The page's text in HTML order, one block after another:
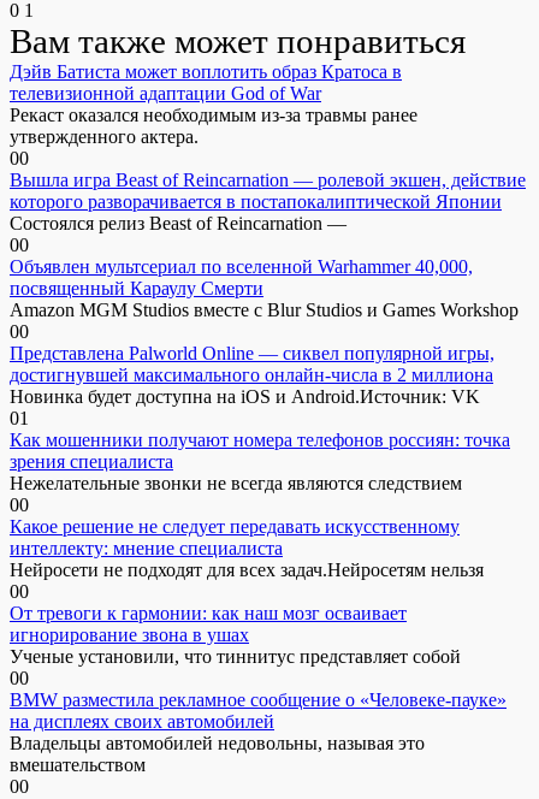
0 1
Вам также может понравиться
Дэйв Батиста может воплотить образ Кратоса в
телевизионной адаптации God of War
Рекаст оказался необходимым из-за травмы ранее
утвержденного актера.
00
Вышла игра Beast of Reincarnation — ролевой экшен, действие
которого разворачивается в постапокалиптической Японии
Состоялся релиз Beast of Reincarnation —
00
Объявлен мультсериал по вселенной Warhammer 40,000,
посвященный Караулу Смерти
Amazon MGM Studios вместе с Blur Studios и Games Workshop
00
Представлена Palworld Online — сиквел популярной игры,
достигнувшей максимального онлайн-числа в 2 миллиона
Новинка будет доступна на iOS и Android.Источник: VK
01
Как мошенники получают номера телефонов россиян: точка
зрения специалиста
Нежелательные звонки не всегда являются следствием
00
Какое решение не следует передавать искусственному
интеллекту: мнение специалиста
Нейросети не подходят для всех задач.Нейросетям нельзя
00
От тревоги к гармонии: как наш мозг осваивает
игнорирование звона в ушах
Ученые установили, что тиннитус представляет собой
00
BMW разместила рекламное сообщение о «Человеке-пауке»
на дисплеях своих автомобилей
Владельцы автомобилей недовольны, называя это
вмешательством
00